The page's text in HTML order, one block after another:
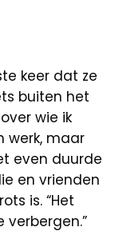
keer dat ze
buiten het
wie ik
werk, maar
even duurde
en vrienden
is. “Het